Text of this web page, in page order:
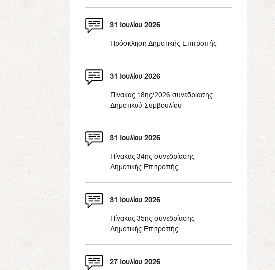
31 Ιουλίου 2026
Πρόσκληση Δημοτικής Επιτροπής
31 Ιουλίου 2026
Πίνακας 18ης/2026 συνεδρίασης
Δημοτικού Συμβουλίου
31 Ιουλίου 2026
Πίνακας 34ης συνεδρίασης
Δημοτικής Επιτροπής
31 Ιουλίου 2026
Πίνακας 35ης συνεδρίασης
Δημοτικής Επιτροπής
27 Ιουλίου 2026